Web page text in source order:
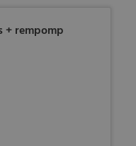
+ rempomp